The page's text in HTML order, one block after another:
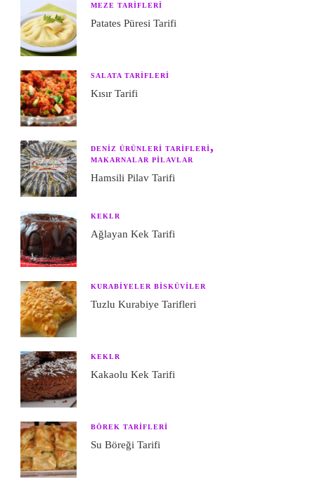
MEZE TARIFLERI
Patates Püresi Tarifi
SALATA TARIFLERI
Kısır Tarifi
DENIZ ÜRÜNLERI TARIFLERI
MAKARNALAR PILAVLAR
Hamsili Pilav Tarifi
KEKLR
Ağlayan Kek Tarifi
KURABIYELER BISKÜVILER
Tuzlu Kurabiye Tarifleri
KEKLR
Kakaolu Kek Tarifi
BÖREK TARIFLERI
Su Böreği Tarifi